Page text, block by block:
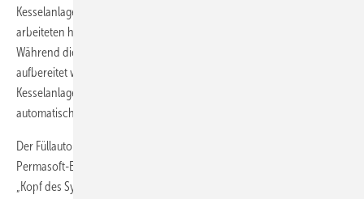
Kesselanlage mit Pufferspeicher in Betrieb zu nehmen. Dadurch
arbeiteten hier gleich zwei Permatrade-Systeme Seite an Seite.
Während die Fußbodenheizung mit PermaLine entsprechend
aufbereitet werden konnte, setzte die Feurer GmbH bei der
Kesselanlage mit einem Anlagevolumen von 15 m³ auf die
automatische Heizungsbefüllung mit Permamat.
Der Füllautomat regelt die Befüllung in Kombination mit den
Permasoft-Entmineralisierungseinheiten. So erkennt Permamat als
„Kopf des Systems“ die Wasserhärte bzw. Leitfähigkeit, überwacht die